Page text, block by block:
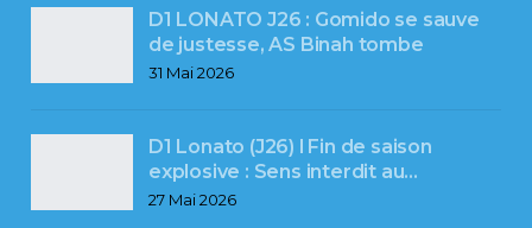
D1 LONATO J26 : Gomido se sauve
de justesse, AS Binah tombe
31 Mai 2026
D1 Lonato (J26) l Fin de saison
explosive : Sens interdit au…
27 Mai 2026